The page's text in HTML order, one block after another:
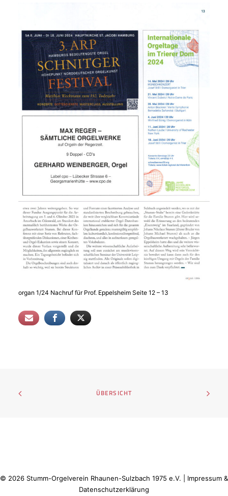
organ 1/24 Nachruf für Prof. Eppelsheim Seite 12 – 13
ÜBERSICHT
© 2026 Stumm-Orgelverein Rhaunen-Sulzbach 1975 e.V. | Impressum &
Datenschutzerklärung